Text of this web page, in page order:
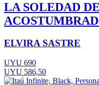
LA SOLEDAD
ELVIRA SASTRE
UYU 690
UYU 586,50